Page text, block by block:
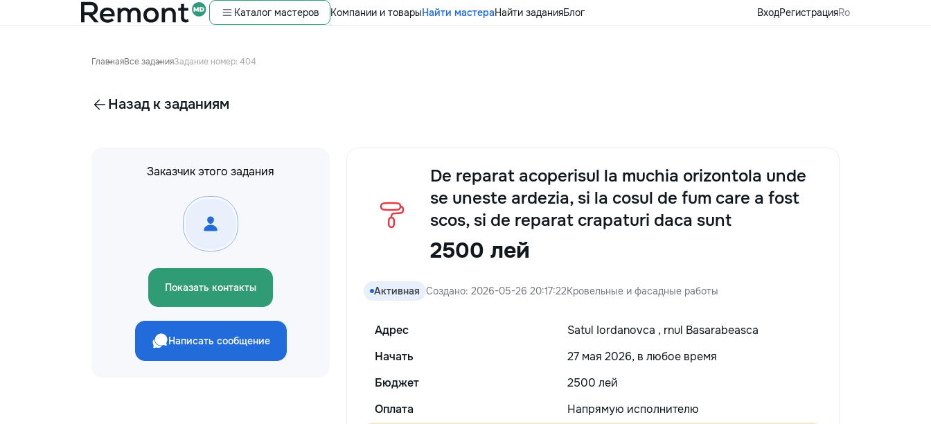
Каталог мастеров Компании и товарыНайти мастераНайти заданияБлог ВходРегистрацияRo
ГлавнаяВсе заданияЗадание номер: 404
Назад к заданиям
Заказчик этого задания
Показать контакты
Написать сообщение
De reparat acoperisul la muchia orizontola unde
se uneste ardezia, si la cosul de fum care a fost
scos, si de reparat crapaturi daca sunt
2500 лей
Активная Создано: 2026-05-26 20:17:22Кровельные и фасадные работы
Адрес
Satul Iordanovca , rnul Basarabeasca
Начать
27 мая 2026, в любое время
Бюджет
2500 лей
Оплата
Напрямую исполнителю